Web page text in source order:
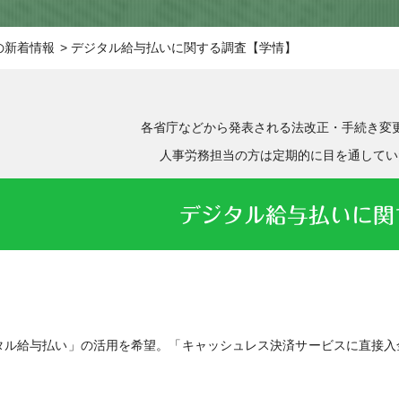
新着情報 デジタル給与払いに関する調査【学情】
各省庁などから発表される法改正・手続き変
人事労務担当の方は定期的に目を通して
デジタル給与払いに関
給与払い」の活用を希望。「キャッシュレス決済サービスに直接